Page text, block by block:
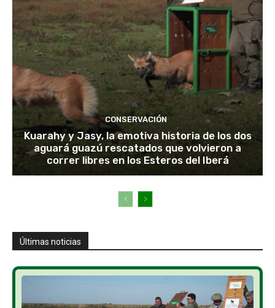
CONSERVACIÓN
Kuarahy y Jasy, la emotiva historia de los dos
aguará guazú rescatados que volvieron a
correr libres en los Esteros del Iberá
Últimas noticias